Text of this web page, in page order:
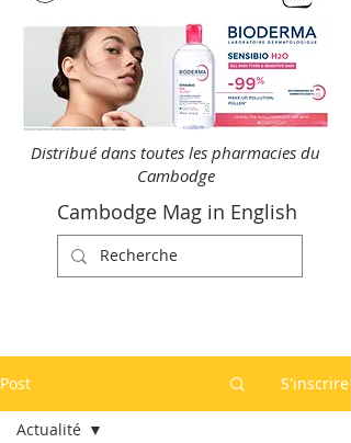
Distribué dans toutes les pharmacies du
Cambodge
Cambodge Mag in English
Post S'inscrire
Actualité